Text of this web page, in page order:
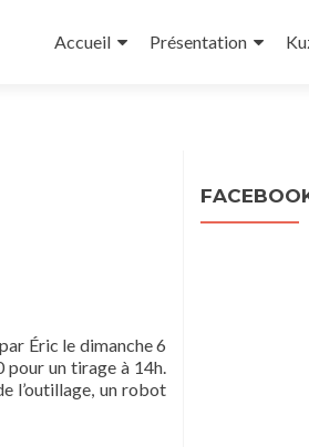
au
Accueil Présentation
Éric le dimanche 6
pour un tirage à 14h.
l’outillage, un robot